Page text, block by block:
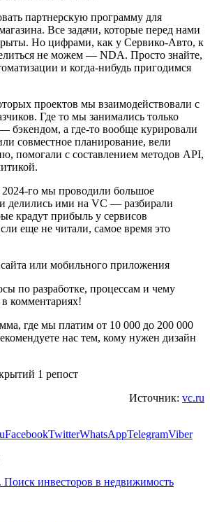
партнерскую программу для
Все задачи, которые перед нами
Но цифрами, как у Сервико-Авто, к
не можем — NDA. Просто знайте,
и когда-нибудь пригодимся
проектов мы взаимодействовали с
Где то мы занимались только
бэкендом, а где-то вообще курировали
совместное планирование, вели
помогали с составлением методов API,
го мы проводили большое
делились ими на VC — разбирали
крадут прибыль у сервисов
еще не читали, самое время это
сайта или мобильного приложения
по разработке, процессам и чему
комментариях!
где мы платим от 10 000 до 200 000
нас тем, кому нужен дизайн
1 репост
Источник: vc.ru
FacebookTwitterWhatsAppTelegramViber
Поиск инвесторов в недвижимость